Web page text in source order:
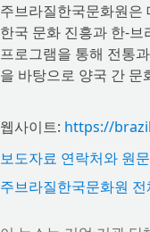
주브라질한국문화원은
한국 문화 진흥과 한-
프로그램을 통해 전통
을 바탕으로 양국 간 문
웹사이트: https://
보도자료 연락처와 원
주브라질한국문화원